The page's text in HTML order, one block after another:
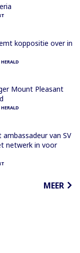
koppositie over in
Mount Pleasant
van SV
netwerk in voor
MEER